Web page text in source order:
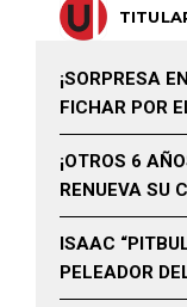
¡SORPRESA
FICHAR POR
¡OTROS 6
RENUEVA SU
ISAAC
PELEADOR